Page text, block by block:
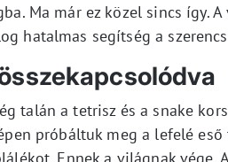
Ma már ez közel sincs így.
hatalmas segítség a
talán a tetrisz és a snake
próbáltuk meg a lefelé